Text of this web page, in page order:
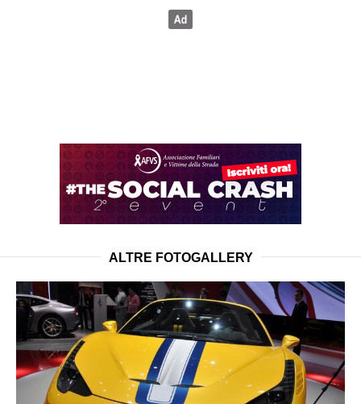
ALTRE FOTOGALLERY